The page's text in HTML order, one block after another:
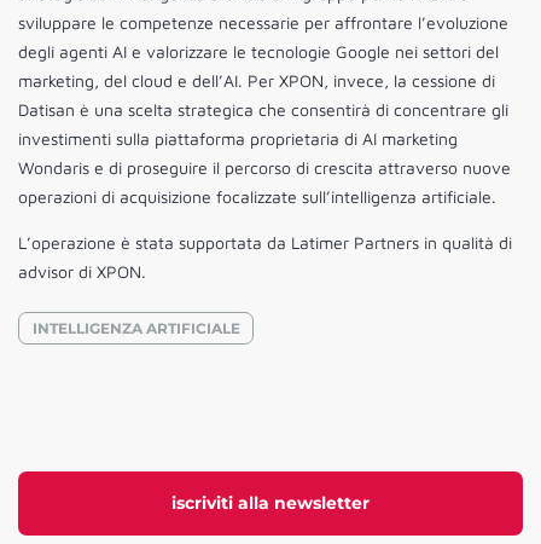
iscriviti alla newsletter
sviluppare le competenze necessarie per affrontare l’evoluzione
degli agenti AI e valorizzare le tecnologie Google nei settori del
marketing, del cloud e dell’AI. Per XPON, invece, la cessione di
Datisan è una scelta strategica che consentirà di concentrare gli
investimenti sulla piattaforma proprietaria di AI marketing
Wondaris e di proseguire il percorso di crescita attraverso nuove
operazioni di acquisizione focalizzate sull’intelligenza artificiale.
L’operazione è stata supportata da Latimer Partners in qualità di
advisor di XPON.
INTELLIGENZA ARTIFICIALE